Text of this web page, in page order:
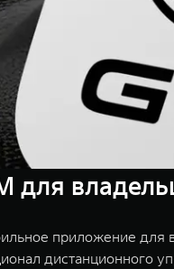
для
приложение для
дистанционного